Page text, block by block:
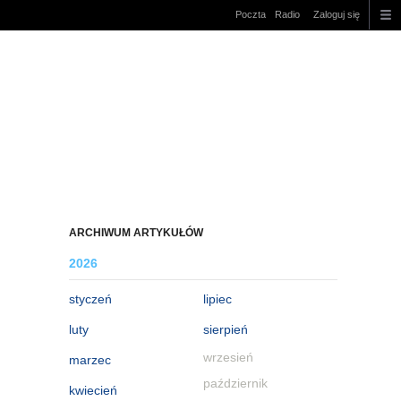
Poczta Radio Zaloguj się
ARCHIWUM ARTYKUŁÓW
2026
styczeń
luty
marzec
kwiecień
lipiec
sierpień
wrzesień
październik